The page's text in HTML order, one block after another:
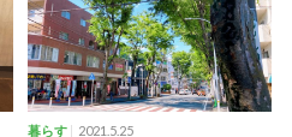
暮らす 2021.5.25